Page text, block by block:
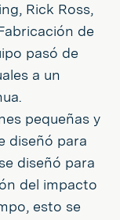
Rick Ross,
de
pasó de
a un
pequeñas y
diseñó para
diseñó para
del impacto
esto se